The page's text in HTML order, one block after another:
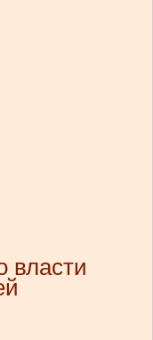
власти